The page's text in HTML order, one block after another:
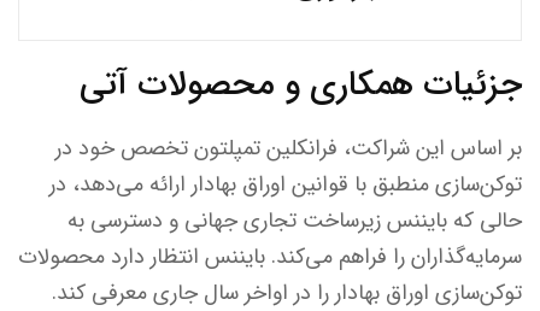
جزئیات همکاری و محصولات آتی
بر اساس این شراکت، فرانکلین تمپلتون تخصص خود در
توکن‌سازی منطبق با قوانین اوراق بهادار ارائه می‌دهد، در
حالی که بایننس زیرساخت تجاری جهانی و دسترسی به
سرمایه‌گذاران را فراهم می‌کند. بایننس انتظار دارد محصولات
توکن‌سازی اوراق بهادار را در اواخر سال جاری معرفی کند.